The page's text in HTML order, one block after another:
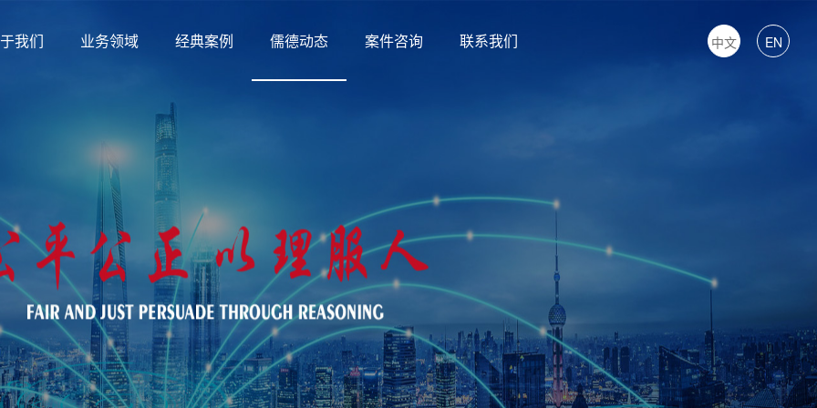
我们 业务领域 经典案例 儒德动态 案件咨询 联系我们 中文 EN